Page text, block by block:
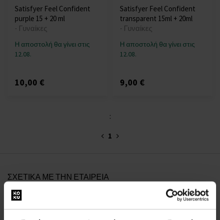
Satisfyer Feel Confident
purple 15 + 20 ml
- Γυναίκες
Η αποστολή θα γίνει στις
12.08.
10,00 €
Satisfyer Feel Confident
transparent 15ml + 20ml
- Γυναίκες
Η αποστολή θα γίνει στις
12.08.
9,00 €
:
1
ΣΧΕΤΙΚΑ ΜΕ ΤΗΝ ΕΤΑΙΡΕΙΑ
Σχετικά με εμάς
ΦΟΡΜΑ ΕΠΙΚΟΙΝΩΝΙΑΣ